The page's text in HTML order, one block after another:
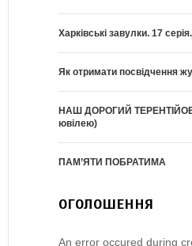
Харківські завулки. 17
Як отримати посвідчення
НАШ ДОРОГИЙ
ювілею)
ПАМ’ЯТИ ПОБРАТИМА
ОГОЛОШЕННЯ
An error occured during